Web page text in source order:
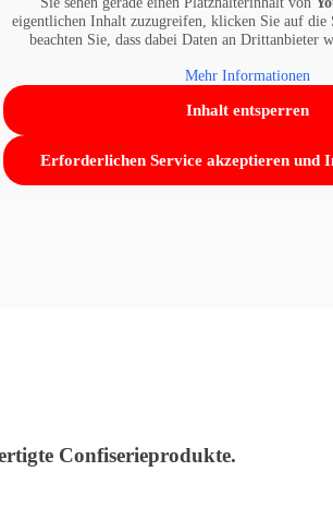
eigentlichen Inhalt zuzugreifen, klicken Sie auf die
beachten Sie, dass dabei Daten an Drittanbieter
Mehr Informationen
Inhalt entsperren
Erforderlichen Service akzeptieren und
Confiserieprodukte.